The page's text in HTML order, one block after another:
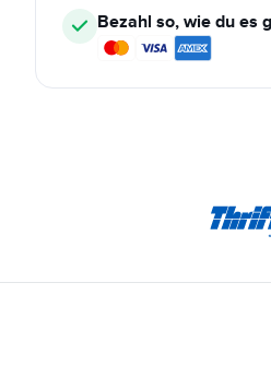
Bezahl so, wie du es